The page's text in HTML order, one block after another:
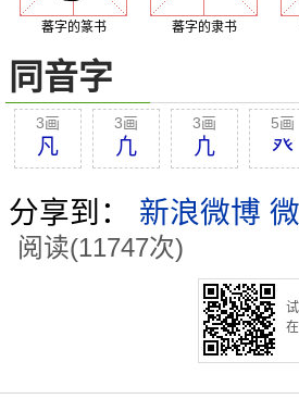
蕃字的篆书 蕃字的隶书
同音字
3画
凡
3画
凢
3画
凣
5画
癶
分享到： 新浪微博
阅读(11747次)